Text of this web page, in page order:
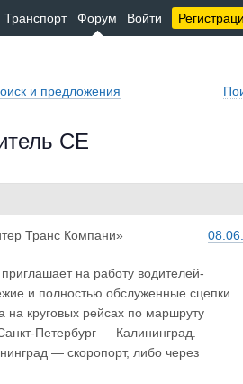
Транспорт Форум Войти
и предложения
СЕ
Транс Компани»
на работу водителей-
и полностью обслуженные сцепки
на круговых рейсах по маршруту
Петербург — Калининград.
— скоропорт, либо через